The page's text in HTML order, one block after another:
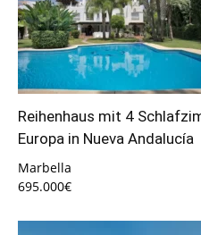
Reihenhaus mit 4
Europa in Nueva Andalucía
Marbella
695.000€